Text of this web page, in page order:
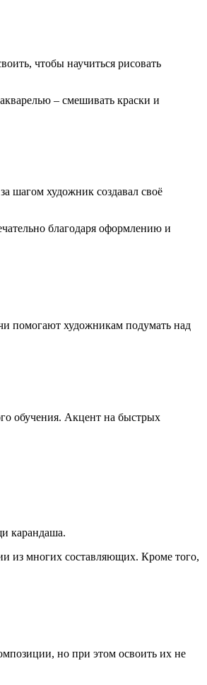
чтобы научиться рисовать
– смешивать краски и
шагом художник создавал своё
благодаря оформлению и
помогают художникам подумать над
обучения. Акцент на быстрых
карандаша.
из многих составляющих. Кроме того,
но при этом освоить их не